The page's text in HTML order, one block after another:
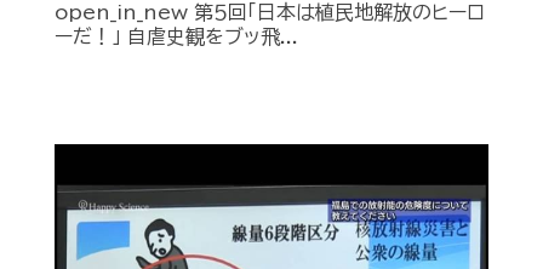
open_in_new 第５回「日本は植民地解放のヒーロ
ーだ！」 自虐史観をブッ飛...